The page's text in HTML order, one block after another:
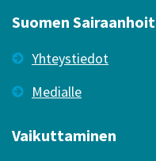
Suomen
Yhteystiedot
Medialle
Vaikuttaminen